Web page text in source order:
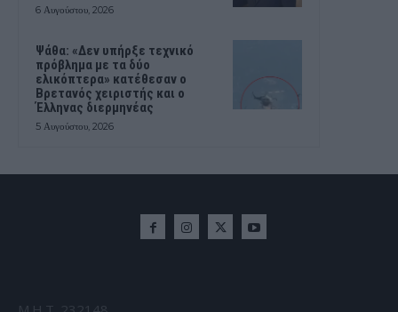
6 Αυγούστου, 2026
Ψάθα: «Δεν υπήρξε τεχνικό
πρόβλημα με τα δύο
ελικόπτερα» κατέθεσαν ο
Βρετανός χειριστής και ο
Έλληνας διερμηνέας
5 Αυγούστου, 2026